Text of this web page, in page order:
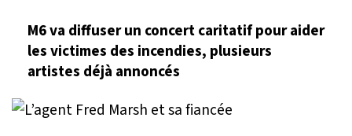
M6 va diffuser un concert caritatif pour aider
les victimes des incendies, plusieurs
artistes déjà annoncés